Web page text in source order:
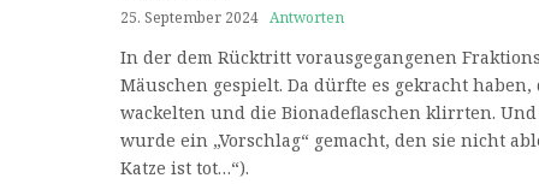
25. September 2024 Antworten
In der dem Rücktritt vorausgegangenen
Mäuschen gespielt. Da dürfte es gekracht haben,
wackelten und die Bionadeflaschen klirrten.
wurde ein „Vorschlag“ gemacht, den sie nicht
Katze ist tot…“).